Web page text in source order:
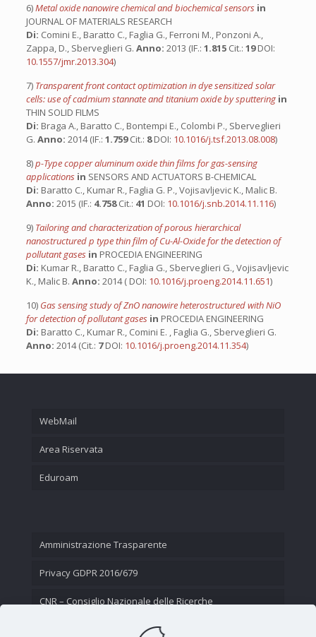
6)Metal oxide nanowire chemical and biochemical sensors in
JOURNAL OF MATERIALS RESEARCH
Di: Comini E., Baratto C., Faglia G., Ferroni M., Ponzoni A.,
Zappa, D., Sberveglieri G. Anno: 2013 (IF.: 1.815 Cit.: 19DOI:
10.1557/jmr.2013.304)
7) Transparent front contact optimization in dye sensitized solar
cells: use of cadmium stannate and titanium oxide by sputtering in
THIN SOLID FILMS
Di: Braga A., Baratto C., Bontempi E., Colombi P., Sberveglieri
G. Anno: 2014 (IF.: 1.759Cit.: 8DOI: 10.1016/j.tsf.2013.08.008)
8)p-Type copper aluminum oxide thin films for gas-sensing
applications in SENSORS AND ACTUATORS B-CHEMICAL
Di: Baratto C., Kumar R., Faglia G. P., Vojisavljevic K., Malic B.
Anno: 2015 (IF.: 4.758Cit.: 41 DOI: 10.1016/j.snb.2014.11.116)
9) Tailoring and characterization of porous hierarchical
nanostructured p type thin film of Cu-Al-Oxide for the detection of
pollutant gases in PROCEDIA ENGINEERING
Di: Kumar R., Baratto C., Faglia G., Sberveglieri G., Vojisavljevic
K., Malic B. Anno: 2014 ( DOI: 10.1016/j.proeng.2014.11.651)
10) Gas sensing study of ZnO nanowire heterostructured with NiO
for detection of pollutant gases in PROCEDIA ENGINEERING
Di: Baratto C., Kumar R., Comini E. , Faglia G., Sberveglieri G.
Anno: 2014 (Cit.: 7DOI: 10.1016/j.proeng.2014.11.354)
WebMail
Area Riservata
Eduroam
Amministrazione Trasparente
Privacy GDPR 2016/679
CNR – Consiglio Nazionale delle Ricerche